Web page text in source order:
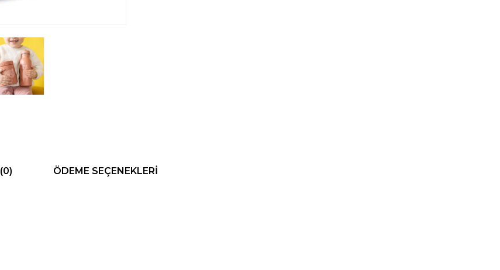
(0) ÖDEME SEÇENEKLERI